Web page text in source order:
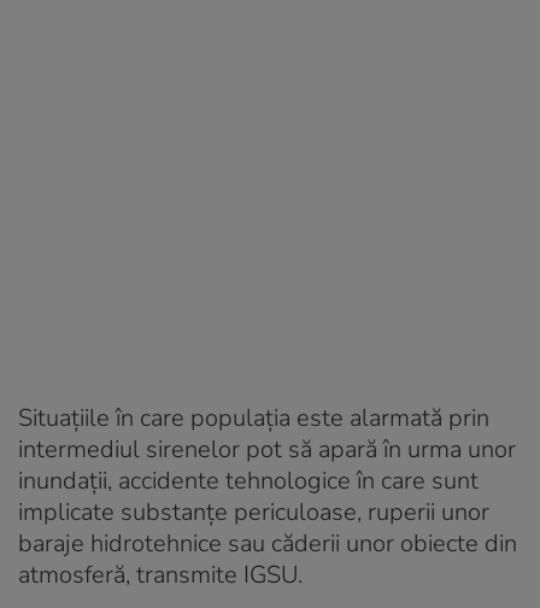
Situațiile în care populația este alarmată prin
intermediul sirenelor pot să apară în urma unor
inundații, accidente tehnologice în care sunt
implicate substanţe periculoase, ruperii unor
baraje hidrotehnice sau căderii unor obiecte din
atmosferă, transmite IGSU.